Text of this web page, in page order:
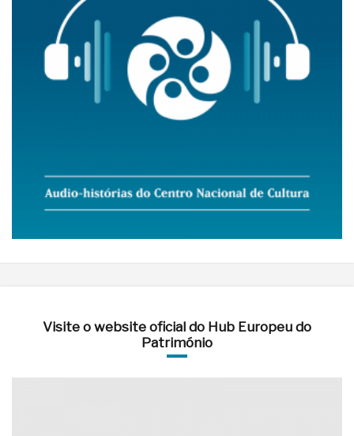
Visite o website oficial do Hub Europeu do
Património